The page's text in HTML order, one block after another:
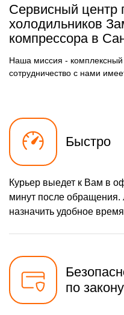
Замена фильтра
осушителя
Замена электросхемы
Замена нагревателя
оттайки
Сервисный центр
холодильников
компрессора в
Наша миссия - комплексный
сотрудничество с нами
Быстро
Курьер выедет к Вам в
минут после
назначить удобное время
по закону